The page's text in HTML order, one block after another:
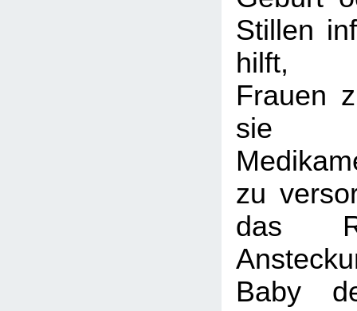
Stillen
hilft,
Frauen
sie
zu
das
Baby